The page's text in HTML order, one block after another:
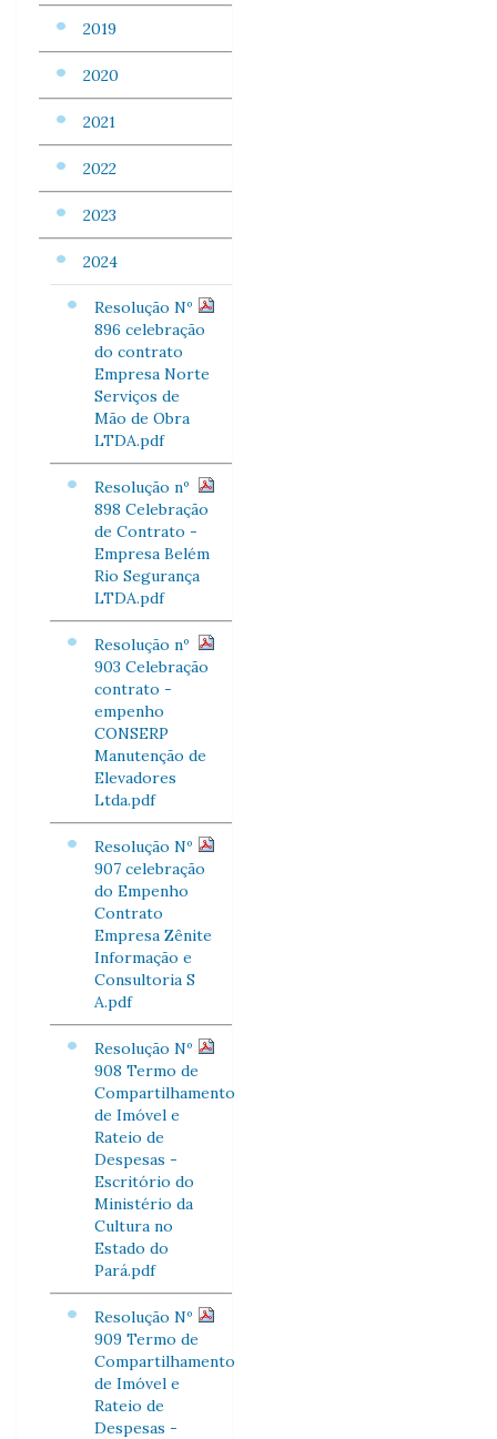
2019
2020
2021
2022
2023
2024
Resolução Nº
896 celebração
do contrato
Empresa Norte
Serviços de
Mão de Obra
LTDA.pdf
Resolução nº
898 Celebração
de Contrato -
Empresa Belém
Rio Segurança
LTDA.pdf
Resolução nº
903 Celebração
contrato -
empenho
CONSERP
Manutenção de
Elevadores
Ltda.pdf
Resolução Nº
907 celebração
do Empenho
Contrato
Empresa Zênite
Informação e
Consultoria S
A.pdf
Resolução Nº
908 Termo de
Compartilhamento
de Imóvel e
Rateio de
Despesas -
Escritório do
Ministério da
Cultura no
Estado do
Pará.pdf
Resolução Nº
909 Termo de
Compartilhamento
de Imóvel e
Rateio de
Despesas -